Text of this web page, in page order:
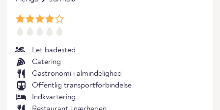
Let badested
Catering
Gastronomi i almindelighed
Offentlig transportforbindelse
Indkvartering